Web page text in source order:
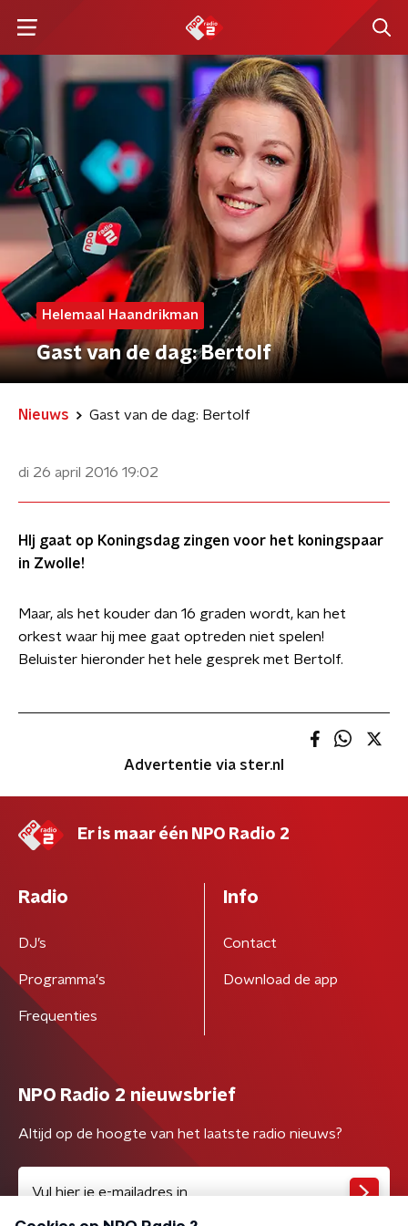
Helemaal Haandrikman
Gast van de dag: Bertolf
Nieuws Gast van de dag: Bertolf
di 26 april 2016 19:02
HIj gaat op Koningsdag zingen voor het koningspaar
in Zwolle!
Maar, als het kouder dan 16 graden wordt, kan het
orkest waar hij mee gaat optreden niet spelen!
​Beluister hieronder het hele gesprek met Bertolf.
Advertentie via ster.nl
Er is maar één NPO Radio 2
Radio
DJ’s
Programma's
Frequenties
Info
Contact
Download de app
NPO Radio 2 nieuwsbrief
Altijd op de hoogte van het laatste radio nieuws?